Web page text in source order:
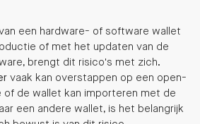
een hardware- of software wallet
of met het updaten van de
brengt dit risico's met zich.
vaak kan overstappen op een open-
of de wallet kan importeren met de
een andere wallet, is het belangrijk